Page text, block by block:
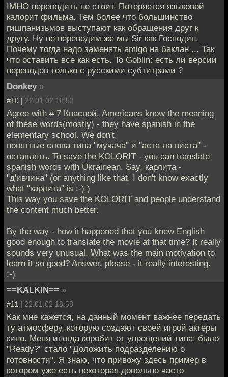
IMHO переводить не стоит. Потеряется языковой
калорит фильма. Тем более что большинство
гишпанизьмов выступают как обращения друг к
другу. Ну не переводим же мы Sir как Господин.
Почему тогда надо заменять amigo на баклан ... Так
что оставить все как есть. To Goblin: есть ли версии
переводов только с русскими субтитрами ?
Donkey »
#10 | 22.01.02 18:53
Agree with # 7 Квасной. Americans know the meaning
of these words(mostly) - they have spanish in the
elementary school. We don't.
понятные слова типа "мучача" и "аста ла виста" -
оставлять. To save the KOLORIT - you can translate
spanish words with Ukrainean. Say, карлита -
"д'ивчина" (or anything like that, I don't know exactly
what "карлита" is :-) )
This way you save the KOLORIT and people understand
the content much better.
By the way - how it happened that you knew English
good enough to translate the movie at that time? It really
sounds very unusual. What was the main motivation to
learn it so good? Answer, please - it really interesting.
:-)
==KALKIN== »
#11 | 22.01.02 18:58
Как мне кажется, на данный момент важнее передать
ту атмосферу, которую создают своей игрой актеры
кино. Меня иногда коробит от упрощений типа: было
"Ready?" стало "Доложить подразделению о
готовности". Я знаю, что привожу здесь пример в
котором уже есть некоторая,довольно часто